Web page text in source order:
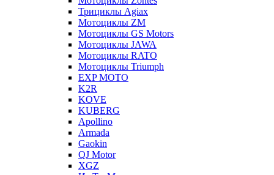
Трициклы Agiax
Мотоциклы ZM
Мотоциклы GS Motors
Мотоциклы JAWA
Мотоциклы RATO
Мотоциклы Triumph
EXP MOTO
K2R
KOVE
KUBERG
Apollino
Armada
Gaokin
QJ Motor
XGZ